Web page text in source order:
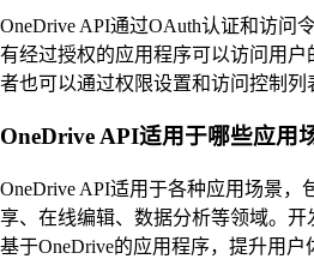
OneDrive API通过OAuth认证和访问
有经过授权的应用程序可以访问用
者也可以通过权限设置和访问控制列
OneDrive API适用于哪些应用
OneDrive API适用于各种应用场景，
享、在线编辑、数据分析等领域。
基于OneDrive的应用程序，提升用户